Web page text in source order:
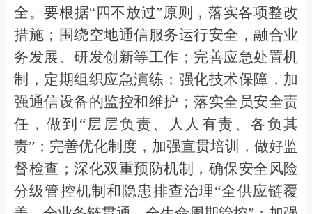
全。要根据“四不放过”原则，落实各项整改
措施；围绕空地通信服务运行安全，融合业
务发展、研发创新等工作；完善应急处置机
制，定期组织应急演练；强化技术保障，加
强通信设备的监控和维护；落实全员安全责
任，做到 “层层负责、人人有责、各负其
责” ；完善优化制度，加强宣贯培训，做好监
督检查；深化双重预防机制，确保安全风险
分级管控机制和隐患排查治理“全供应链覆